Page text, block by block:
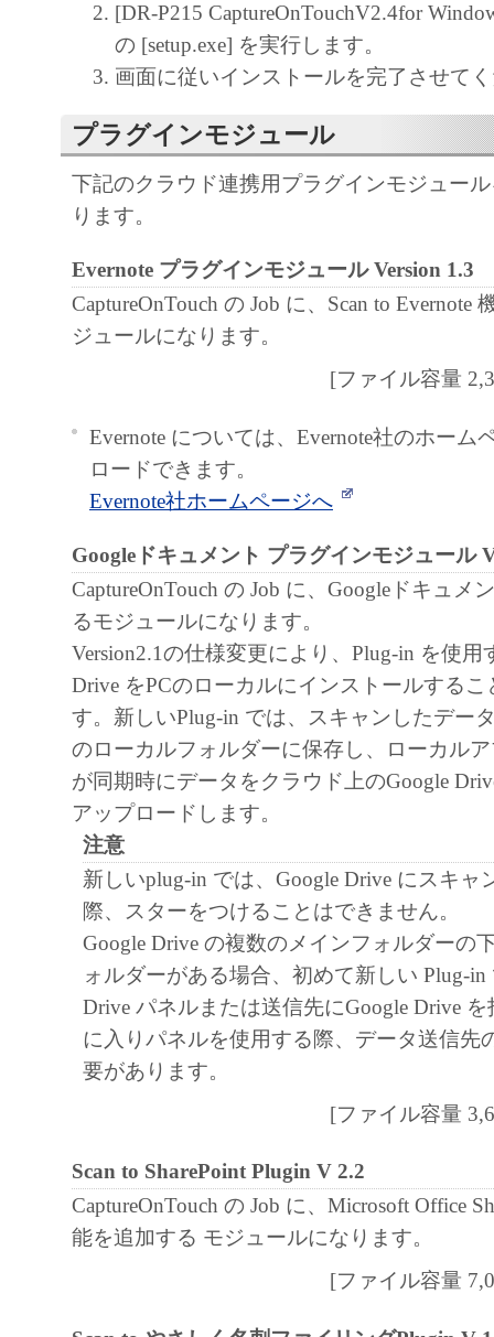
損失、損害等について、いかなる場合
責任を負いません。
ユーザーは、日本国政府または該当国
許可等を得ることなしに、本ソフトウ
一部を、直接または間接に輸出しては
[DR-P215 CaptureOnTouchV2.4for
の [setup.exe] を実行します。
画面に従いインストールを完了させて
プラグインモジュール
下記のクラウド連携用プラグインモジュー
ります。
Evernote プラグインモジュール Version 1.3
CaptureOnTouch の Job に、Scan to Evernote
ジュールになります。
[ファイル容量
Evernote については、Evernote社のホーム
ロードできます。
Evernote社ホームページへ
Googleドキュメント プラグインモジュール
CaptureOnTouch の Job に、Googleドキュメ
るモジュールになります。
Version2.1の仕様変更により、Plug-in を使用
Drive をPCのローカルにインストールする
す。新しいPlug-in では、スキャンしたデー
のローカルフォルダーに保存し、ローカル
が同期時にデータをクラウド上のGoogle
アップロードします。
注意
新しいplug-in では、Google Drive にスキャ
際、スターをつけることはできません。
Google Drive の複数のメインフォルダーの
ォルダーがある場合、初めて新しい Plug-in
Drive パネルまたは送信先にGoogle Drive
に入りパネルを使用する際、データ送信先
要があります。
[ファイル容量
Scan to SharePoint Plugin V 2.2
CaptureOnTouch の Job に、Microsoft Office
能を追加する モジュールになります。
[ファイル容量